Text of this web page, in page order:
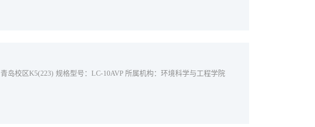
岛校区K5(223) 规格型号：LC-10AVP 所属机构：环境科学与工程学院